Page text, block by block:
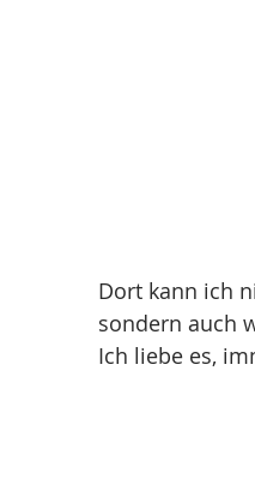
Dort kann ich
sondern auch
Ich liebe es,